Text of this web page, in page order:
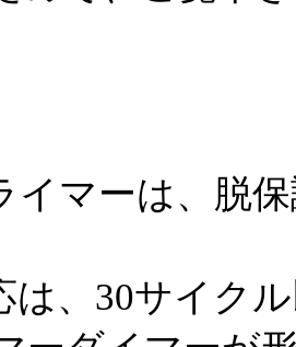
イマーは、脱
は、30サイク